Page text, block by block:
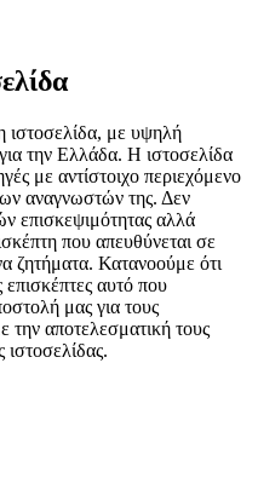
ιστοσελίδα, με υψηλή
την Ελλάδα. Η ιστοσελίδα
με αντίστοιχο περιεχόμενο
αναγνωστών της. Δεν
επισκεψιμότητας αλλά
που απευθύνεται σε
ζητήματα. Κατανοούμε ότι
αυτό που
μας για τους
την αποτελεσματική τους